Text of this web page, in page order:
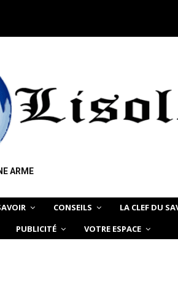
ARME
CONSEILS LA CLEF DU
PUBLICITÉ VOTRE ESPACE